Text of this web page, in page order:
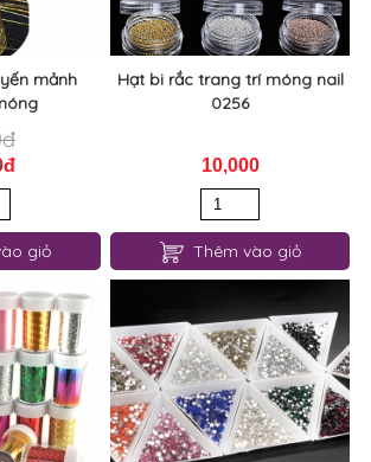
mảnh
giỏ
Hạt bi rắc trang trí móng nail
0256
10,000
Thêm vào giỏ